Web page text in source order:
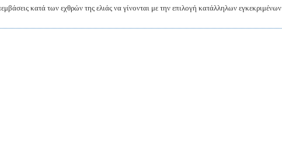
κατά των εχθρών της ελιάς να γίνονται με την επιλογή κατάλληλων εγκεκριμένων